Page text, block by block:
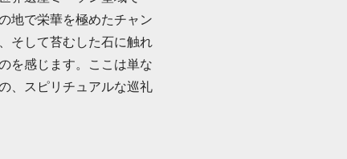
地で栄華を極めたチャン
そして苔むした石に触れ
を感じます。ここは単な
、スピリチュアルな巡礼